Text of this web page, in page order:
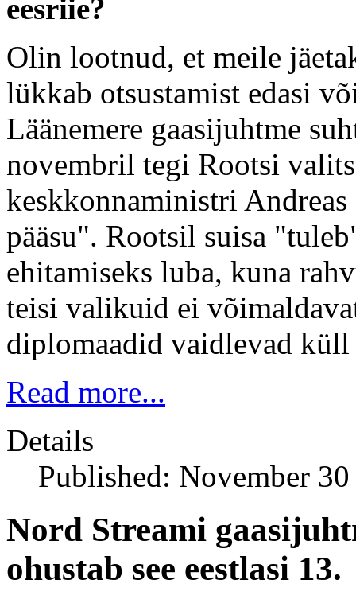
eesriie?
Olin lootnud, et meile
lükkab otsustamist edasi
Läänemere gaasijuhtme
novembril tegi Rootsi
keskkonnaministri
pääsu". Rootsil suisa
ehitamiseks luba, kuna
teisi valikuid ei
diplomaadid vaidlevad küll
Read more...
Details
Published: November
Nord Streami
ohustab see eestlasi 13.